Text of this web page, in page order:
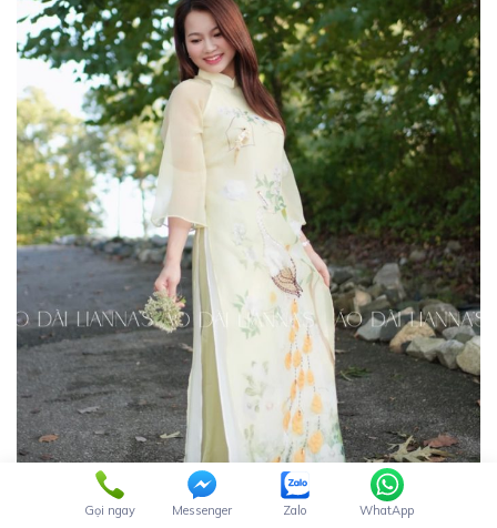
Gọi ngay Messenger Zalo WhatApp